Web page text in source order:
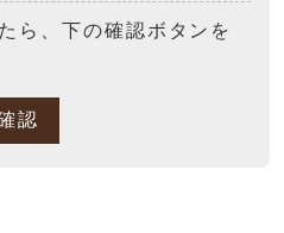
ら、下の確認ボタンを
認